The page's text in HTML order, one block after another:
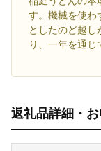
す。機械を使わ
としたのど越し
り、一年を通じ
返礼品詳細・